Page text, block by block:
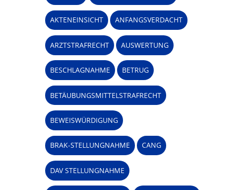
AKTENEINSICHT ANFANGSVERDACHT
ARZTSTRAFRECHT AUSWERTUNG
BESCHLAGNAHME BETRUG
BETÄUBUNGSMITTELSTRAFRECHT
BEWEISWÜRDIGUNG
BRAK-STELLUNGNAHME CANG
DAV STELLUNGNAHME